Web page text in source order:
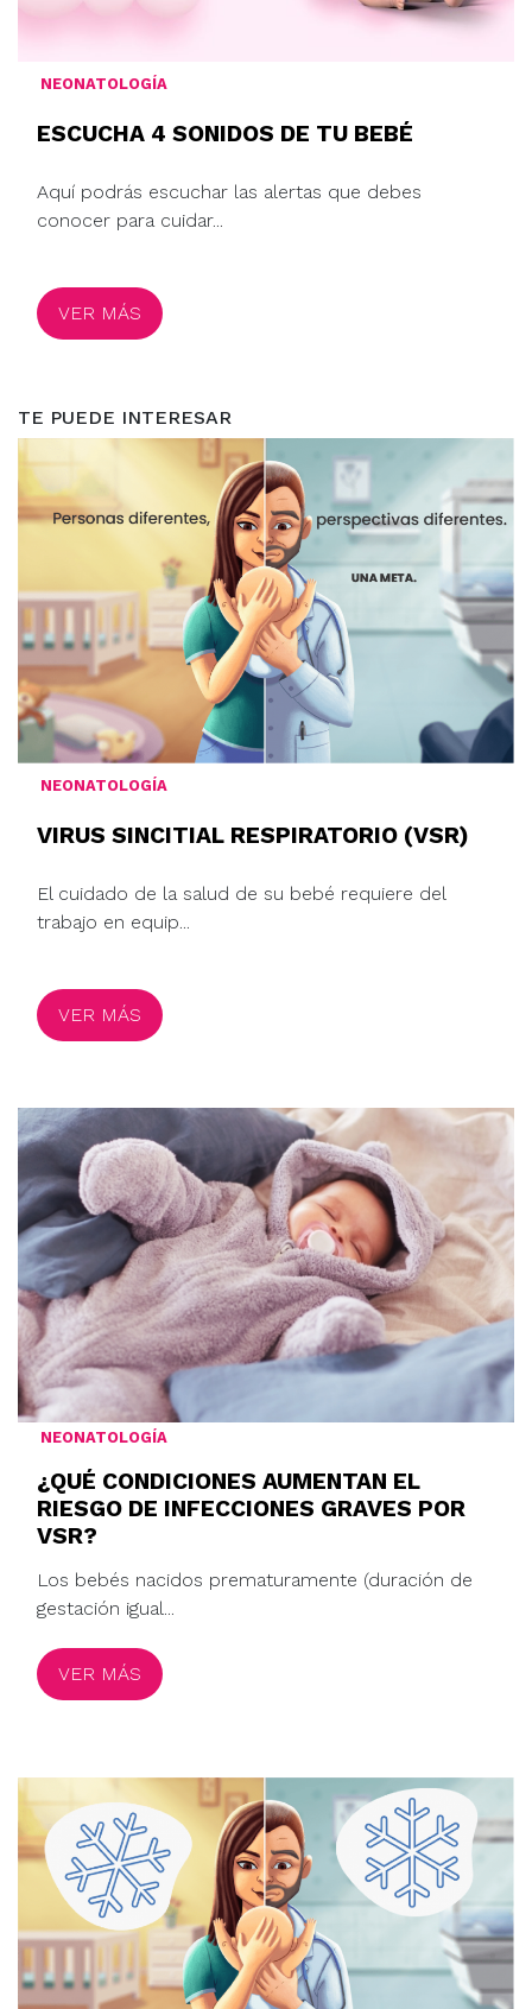
NEONATOLOGÍA
ESCUCHA 4 SONIDOS DE TU BEBÉ
Aquí podrás escuchar las alertas que debes
conocer para cuidar...
VER MÁS
TE PUEDE INTERESAR
NEONATOLOGÍA
VIRUS SINCITIAL RESPIRATORIO (VSR)
El cuidado de la salud de su bebé requiere del
trabajo en equip...
VER MÁS
NEONATOLOGÍA
¿QUÉ CONDICIONES AUMENTAN EL
RIESGO DE INFECCIONES GRAVES POR
VSR?
Los bebés nacidos prematuramente (duración de
gestación igual...
VER MÁS